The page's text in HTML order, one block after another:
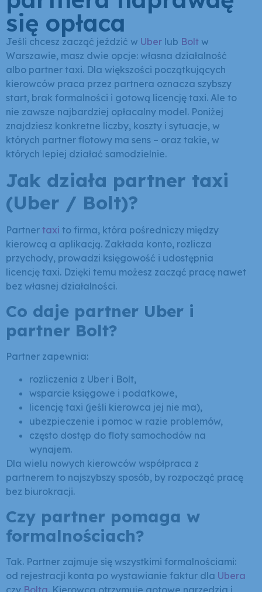
się opłaca
Jeśli chcesz zacząć jeździć w Uber lub Bolt w
Warszawie, masz dwie opcje: własna działalność
albo partner taxi. Dla większości początkujących
kierowców praca przez partnera oznacza szybszy
start, brak formalności i gotową licencję taxi. Ale to
nie zawsze najbardziej opłacalny model. Poniżej
znajdziesz konkretne liczby, koszty i sytuacje, w
których partner flotowy ma sens – oraz takie, w
których lepiej działać samodzielnie.
Jak działa partner taxi
(Uber / Bolt)?
Partner taxi to firma, która pośredniczy między
kierowcą a aplikacją. Zakłada konto, rozlicza
przychody, prowadzi księgowość i udostępnia
licencję taxi. Dzięki temu możesz zacząć pracę nawet
bez własnej działalności.
Co daje partner Uber i
partner Bolt?
Partner zapewnia:
rozliczenia z Uber i Bolt,
wsparcie księgowe i podatkowe,
licencję taxi (jeśli kierowca jej nie ma),
ubezpieczenie i pomoc w razie problemów,
często dostęp do floty samochodów na
wynajem.
Dla wielu nowych kierowców współpraca z
partnerem to najszybszy sposób, by rozpocząć pracę
bez biurokracji.
Czy partner pomaga w
formalnościach?
Tak. Partner zajmuje się wszystkimi formalnościami:
od rejestracji konta po wystawianie faktur dla Ubera